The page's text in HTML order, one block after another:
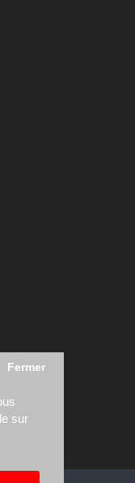
sur
Fermer